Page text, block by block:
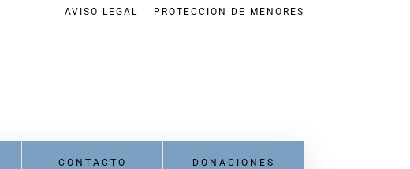
AVISO LEGAL PROTECCIÓN DE MENORES
CONTACTO DONACIONES